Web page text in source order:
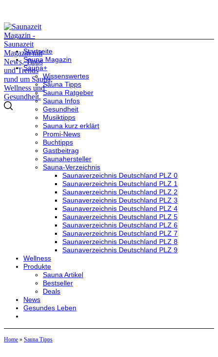
Startseite
Sauna Magazin
Sauna+
Wissenswertes
Sauna Tipps
Sauna Ratgeber
Sauna Infos
Gesundheit
Musiktipps
Sauna kurz erklärt
Promi-News
Buchtipps
Gastbeitrag
Saunahersteller
Sauna-Verzeichnis
Saunaverzeichnis Deutschland PLZ 0
Saunaverzeichnis Deutschland PLZ 1
Saunaverzeichnis Deutschland PLZ 2
Saunaverzeichnis Deutschland PLZ 3
Saunaverzeichnis Deutschland PLZ 4
Saunaverzeichnis Deutschland PLZ 5
Saunaverzeichnis Deutschland PLZ 6
Saunaverzeichnis Deutschland PLZ 7
Saunaverzeichnis Deutschland PLZ 8
Saunaverzeichnis Deutschland PLZ 9
Wellness
Produkte
Sauna Artikel
Bestseller
Deals
News
Gesundes Leben
Home » Sauna Tipps